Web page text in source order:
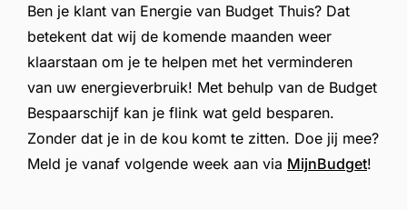
Ben je klant van Energie van Budget Thuis? Dat
betekent dat wij de komende maanden weer
klaarstaan om je te helpen met het verminderen
van uw energieverbruik! Met behulp van de Budget
Bespaarschijf kan je flink wat geld besparen.
Zonder dat je in de kou komt te zitten. Doe jij mee?
Meld je vanaf volgende week aan via MijnBudget!